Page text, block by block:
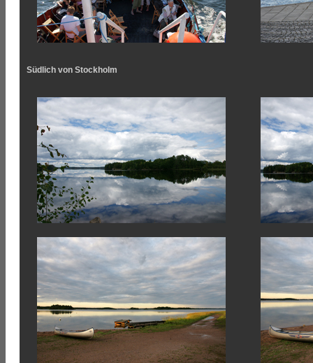
Südlich von Stockholm